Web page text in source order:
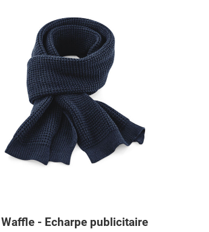
Waffle - Echarpe publicitaire